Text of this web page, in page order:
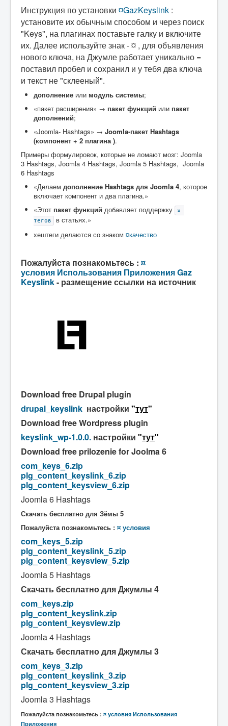
Инструкция по установки ¤GazKeyslink :
установите их обычным способом и через поиск
"Keys", на плагинах поставьте галку и включите
их. Далее используйте знак - ¤ , для объявления
нового ключа, на Джумле работает уникально =
поставил пробел и сохранил и у тебя два ключа
и текст не "склееный".
дополнение или модуль системы;
«пакет расширения» → пакет функций или пакет
дополнений;
«Joomla‑ Hashtags» → Joomla‑пакет Hashtags
(компонент + 2 плагина ).
Примеры формулировок, которые не ломают мозг: Joomla
3 Hashtags, Joomla 4 Hashtags, Joomla 5 Hashtags, Joomla
6 Hashtags
«Делаем дополнение Hashtags для Joomla 4, которое
включает компонент и два плагина.»
«Этот пакет функций добавляет поддержку
¤
тегов
в статьях.»
хештеги делаются со знаком ¤качество
Пожалуйста познакомьтесь : ¤
условия Использования Приложения Gaz
Keyslink- размещение ссылки на источник
Download free Drupal plugin
drupal_keyslink настройки "тут"
Download free Wordpress plugin
keyslink_wp-1.0.0. настройки "тут"
Download free prilozenie for Joolma 6
com_keys_6.zip
plg_content_keyslink_6.zip
plg_content_keysview_6.zip
Joomla 6 Hashtags
Скачать бесплатно для Зёмы 5
Пожалуйста познакомьтесь : ¤ условия
com_keys_5.zip
plg_content_keyslink_5.zip
plg_content_keysview_5.zip
Joomla 5 Hashtags
Скачать бесплатно для Джумлы 4
com_keys.zip
plg_content_keyslink.zip
plg_content_keysview.zip
Joomla 4 Hashtags
Скачать бесплатно для Джумлы 3
com_keys_3.zip
plg_content_keyslink_3.zip
plg_content_keysview_3.zip
Joomla 3 Hashtags
Пожалуйста познакомьтесь : ¤ условия Использования
Приложения